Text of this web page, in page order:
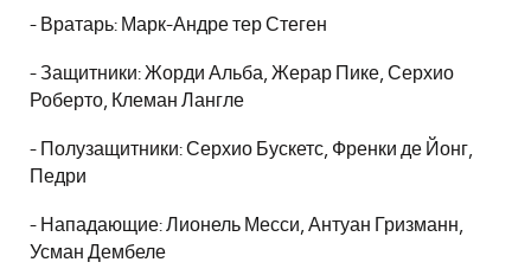
- Вратарь: Марк-Андре тер Стеген
- Защитники: Жорди Альба, Жерар Пике, Серхио
Роберто, Клеман Лангле
- Полузащитники: Серхио Бускетс, Френки де Йонг,
Педри
- Нападающие: Лионель Месси, Антуан Гризманн,
Усман Дембеле